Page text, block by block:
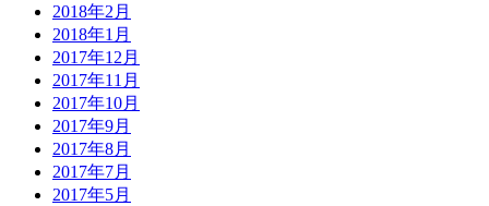
2018年2月
2018年1月
2017年12月
2017年11月
2017年10月
2017年9月
2017年8月
2017年7月
2017年5月